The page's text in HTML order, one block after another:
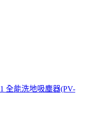
全能洗地吸塵器(PV-